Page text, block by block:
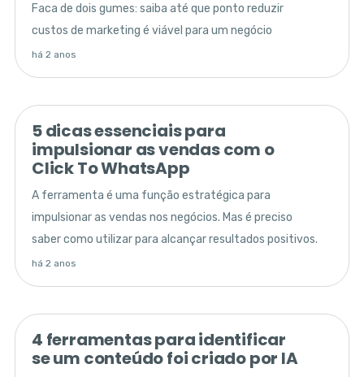
Faca de dois gumes: saiba até que ponto reduzir
custos de marketing é viável para um negócio
há 2 anos
5 dicas essenciais para
impulsionar as vendas com o
Click To WhatsApp
A ferramenta é uma função estratégica para
impulsionar as vendas nos negócios. Mas é preciso
saber como utilizar para alcançar resultados positivos.
há 2 anos
4 ferramentas para identificar
se um conteúdo foi criado por IA